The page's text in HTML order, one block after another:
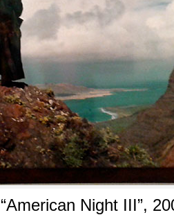
“American Night III”,